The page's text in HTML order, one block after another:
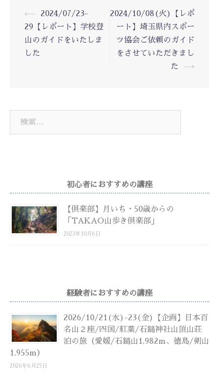
投
稿
ナ
ビ
ゲ
⟵
2024/07/23-
29【レポート】学校登
山のガイドをいたしま
した
2024/10/08(火)【レポ
ート】埼玉県内スポー
ツ協会ご依頼のガイド
をさせていただきまし
た
⟶
初心者におすすめの講座
【倶楽部】月いち・50歳からの
「TAKAO山歩き倶楽部」
2023年10月6日
経験者におすすめの講座
2026/10/21(水)-23(金)【企画】日本百
名山２座/四国/紅葉/石鎚神社山頂山荘
泊の旅（愛媛/石鎚山1,982m、徳島/剣山
1,955m）
2026年6月25日